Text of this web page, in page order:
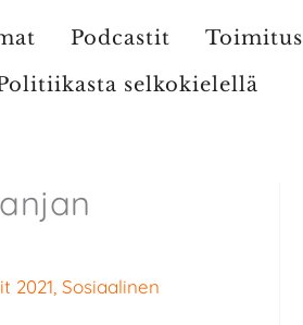
Podcastit Toimitus
selkokielellä
2021 Sosiaalinen